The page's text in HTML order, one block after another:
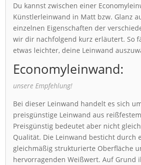
Du kannst zwischen einer
Künstlerleinwand in Matt bzw. Glanz
einzelnen Eigenschaften der
wir dir nachfolgend kurz erläutert. So
etwas leichter, deine Leinwand
Economyleinwand:
unsere Empfehlung!
Bei dieser Leinwand handelt es sich
preisgünstige Leinwand aus
Preisgünstig bedeutet aber nicht
Qualität. Die Leinwand besticht durch
gleichmäßig strukturierte Oberfläche
hervorragenden Weißwert. Auf Grund